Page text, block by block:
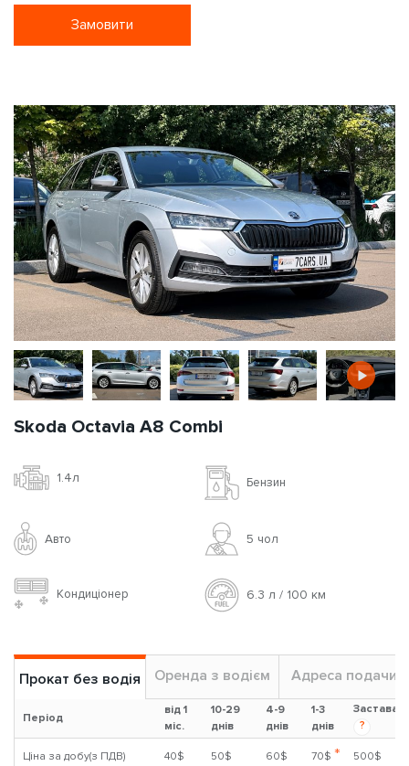
Замовити
Skoda Octavia A8 Combi
1.4л Бензин
Авто 5 чoл
Кондиціонер 6.3 л / 100 км
Прокат без водія Оренда з водієм Адреса подачи
Період
від 1
міс.
10-29
днів
4-9
днів
1-3
днів
Застава
?
Ціна за добу(з ПДВ) 40$ 50$ 60$ 70$ * 500$